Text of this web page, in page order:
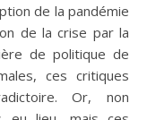
de la pandémie
de la crise par la
de politique de
ces critiques
Or, non